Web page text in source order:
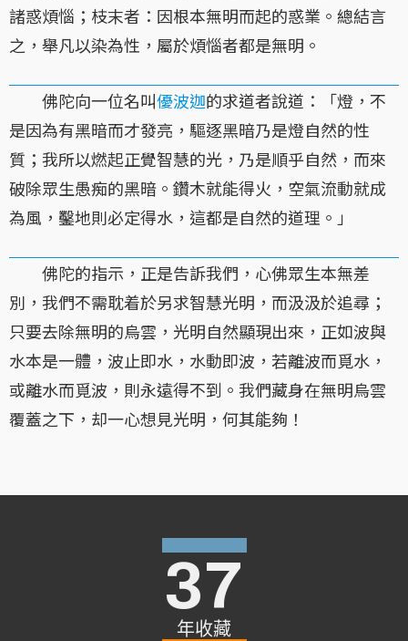
諸惑煩惱；枝末者：因根本無明而起的惑業。總結言
之，舉凡以染為性，屬於煩惱者都是無明。
佛陀向一位名叫優波迦的求道者說道：「燈，不
是因為有黑暗而才發亮，驅逐黑暗乃是燈自然的性
質；我所以燃起正覺智慧的光，乃是順乎自然，而來
破除眾生愚痴的黑暗。鑽木就能得火，空氣流動就成
為風，鑿地則必定得水，這都是自然的道理。」
佛陀的指示，正是告訴我們，心佛眾生本無差
別，我們不需耽着於另求智慧光明，而汲汲於追尋；
只要去除無明的烏雲，光明自然顯現出來，正如波與
水本是一體，波止即水，水動即波，若離波而覓水，
或離水而覓波，則永遠得不到。我們藏身在無明烏雲
覆蓋之下，却一心想見光明，何其能夠！
年收藏
37